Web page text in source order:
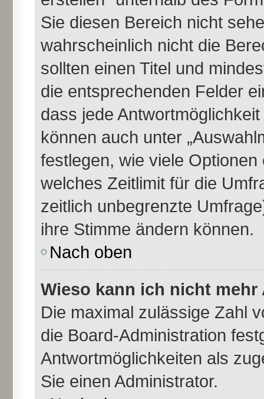
Sie diesen Bereich nicht
wahrscheinlich nicht die
sollten einen Titel und
die entsprechenden Felder
dass jede
können auch unter
festlegen, wie viele
welches Zeitlimit für die
zeitlich unbegrenzte
ihre Stimme ändern können.
Nach oben
Wieso kann ich nicht
Die maximal zulässige Zahl
die Board-Administration
Antwortmöglichkeiten als
Sie einen Administrator.